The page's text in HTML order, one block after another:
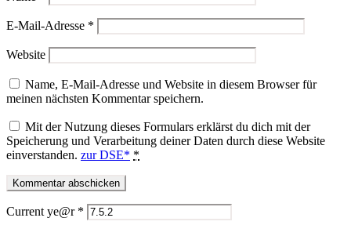
E-Mail-Adresse *
Website
Name, E-Mail-Adresse und Website in diesem Browser für
meinen nächsten Kommentar speichern.
Mit der Nutzung dieses Formulars erklärst du dich mit der
Speicherung und Verarbeitung deiner Daten durch diese Website
einverstanden. zur DSE* *
Current ye@r *